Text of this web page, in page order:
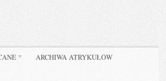
ARCHIWA ATRYKUŁÓW